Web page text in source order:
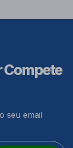
Compete
seu email